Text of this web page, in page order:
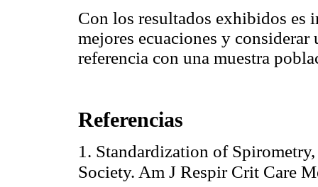
Con los resultados exhibidos es
mejores ecuaciones y
referencia con una muestra
Referencias
1. Standardization of
Society. Am J Respir Crit Care